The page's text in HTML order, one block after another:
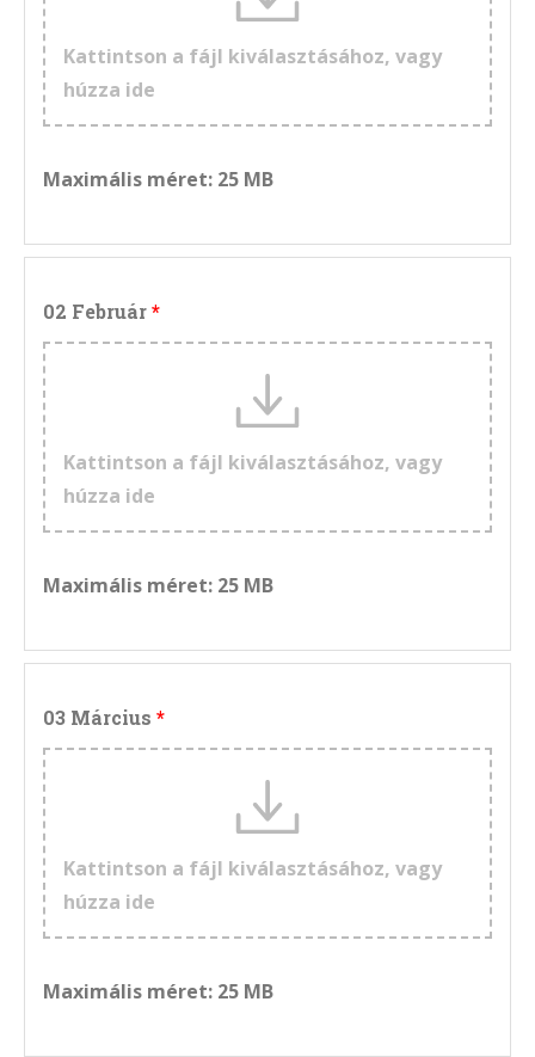
Kattintson a fájl kiválasztásához, vagy
húzza ide
Maximális méret: 25 MB
02 Február
Kattintson a fájl kiválasztásához, vagy
húzza ide
Maximális méret: 25 MB
03 Március
Kattintson a fájl kiválasztásához, vagy
húzza ide
Maximális méret: 25 MB